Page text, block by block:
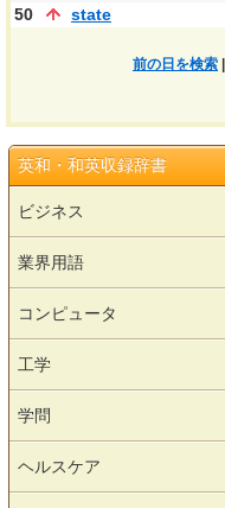
50
state
前の日を検索
英和・和英収録辞書
ビジネス
業界用語
コンピュータ
工学
学問
ヘルスケア